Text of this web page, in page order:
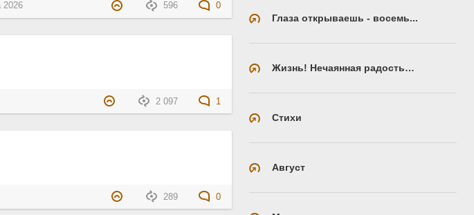
596 0
2026
2 097 1
289 0
Глаза открываешь - восемь...
Жизнь! Нечаянная радость…
Стихи
Август